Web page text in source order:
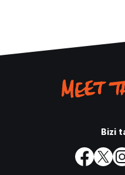
Bizi